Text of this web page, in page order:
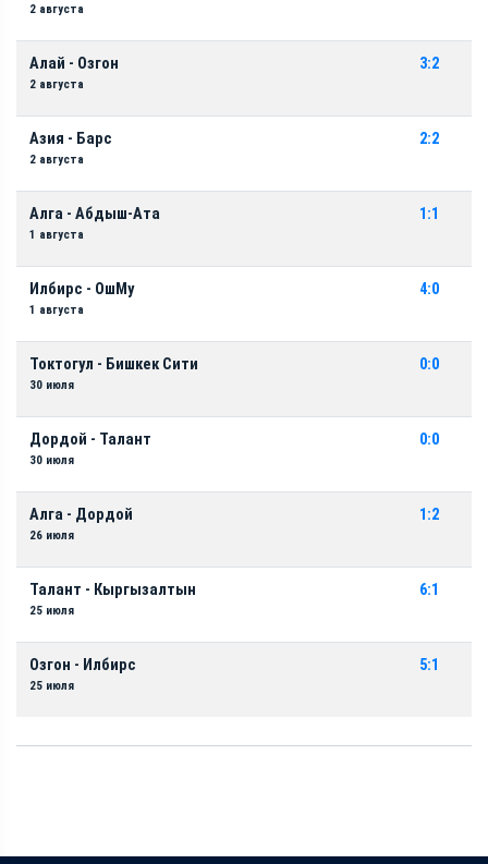
2 августа
Алай - Озгон
2 августа
3:2
Азия - Барс
2 августа
2:2
Алга - Абдыш-Ата
1 августа
1:1
Илбирс - ОшМу
1 августа
4:0
Токтогул - Бишкек Сити
30 июля
0:0
Дордой - Талант
30 июля
0:0
Алга - Дордой
26 июля
1:2
Талант - Кыргызалтын
25 июля
6:1
Озгон - Илбирс
25 июля
5:1